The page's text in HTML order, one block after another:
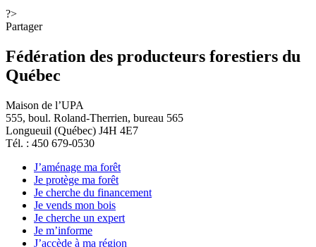
?>
Partager
Fédération des producteurs forestiers du
Québec
Maison de l’UPA
555, boul. Roland-Therrien, bureau 565
Longueuil (Québec) J4H 4E7
Tél. : 450 679-0530
J’aménage ma forêt
Je protège ma forêt
Je cherche du financement
Je vends mon bois
Je cherche un expert
Je m’informe
J’accède à ma région